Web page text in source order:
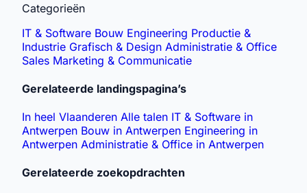
Categorieën
IT & Software Bouw Engineering Productie &
Industrie Grafisch & Design Administratie & Office
Sales Marketing & Communicatie
Gerelateerde landingspagina’s
In heel Vlaanderen Alle talen IT & Software in
Antwerpen Bouw in Antwerpen Engineering in
Antwerpen Administratie & Office in Antwerpen
Gerelateerde zoekopdrachten